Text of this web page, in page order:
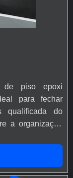
de piso epoxi
para fechar
qualificada do
a organização
empresas
a garantir a
além de evitar